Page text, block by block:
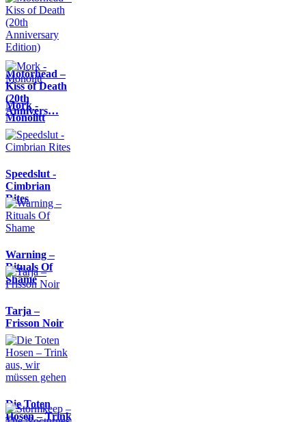
Motörhead –
Kiss of Death
(20th
Annivers…
Mork -
Monolitt
Speedslut -
Cimbrian
Rites
Warning –
Rituals Of
Shame
Tarja –
Frisson Noir
Die Toten
Hosen – Trink